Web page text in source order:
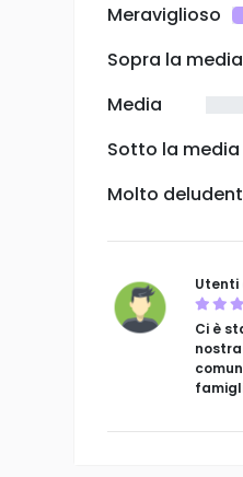
Meraviglioso
Sopra la media
Media
Sotto la media
Molto
Utenti
Ci è